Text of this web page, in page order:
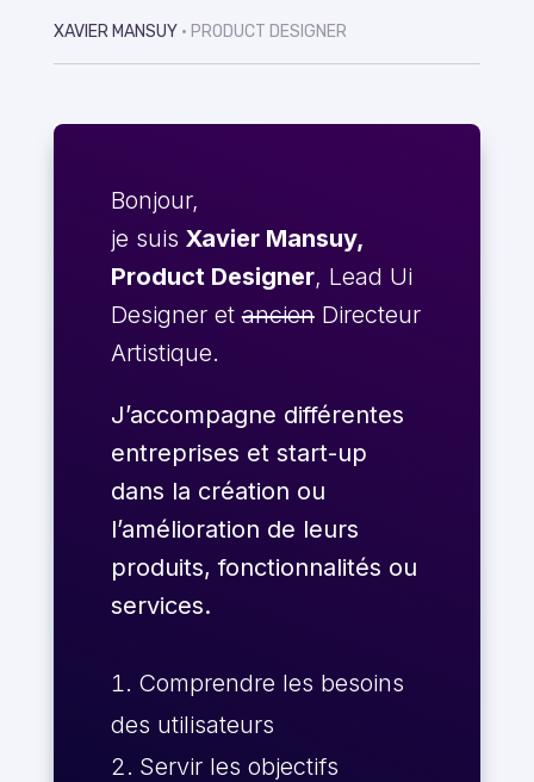
XAVIER MANSUY • PRODUCT DESIGNER
Bonjour,
je suis Xavier Mansuy,
Product Designer, Lead Ui
Designer etancienDirecteur
Artistique.
J’accompagne différentes
entreprises et start-up
dans la création ou
l’amélioration de leurs
produits, fonctionnalités ou
services.
Comprendre les besoins
des utilisateurs
Servir les objectifs